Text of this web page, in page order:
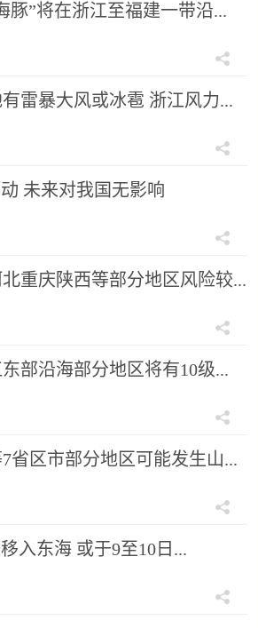
豚”将在浙江至福建一带沿...
雷暴大风或冰雹 浙江风力...
未来对我国无影响
重庆陕西等部分地区风险较...
部沿海部分地区将有10级...
省区市部分地区可能发生山...
入东海 或于9至10日...